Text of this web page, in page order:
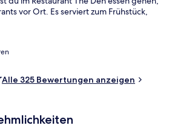
vor Ort. Es serviert zum Frühstück,
nur 5 Minuten entfernt: Het
und Nationalpark De Loonse und
Reisende lieben das hilfsbereite
Alle 325 Bewertungen anzeigen